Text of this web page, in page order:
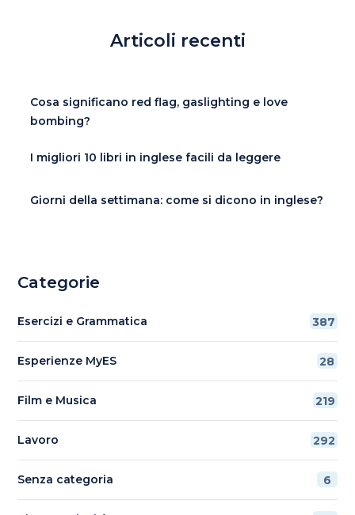
Articoli recenti
Cosa significano red flag, gaslighting e love
bombing?
I migliori 10 libri in inglese facili da leggere
Giorni della settimana: come si dicono in inglese?
Categorie
Esercizi e Grammatica 387
Esperienze MyES 28
Film e Musica 219
Lavoro 292
Senza categoria 6